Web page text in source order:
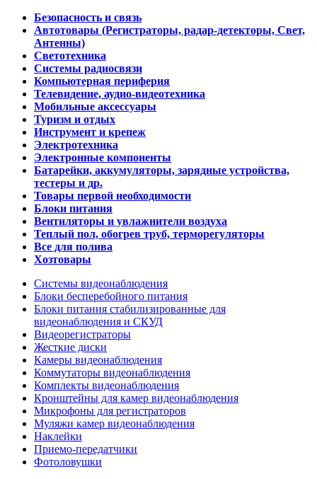
Безопасность и связь
Автотовары (Регистраторы, радар-детекторы, Свет,
Антенны)
Светотехника
Системы радиосвязи
Компьютерная периферия
Телевидение, аудио-видеотехника
Мобильные аксессуары
Туризм и отдых
Инструмент и крепеж
Электротехника
Электронные компоненты
Батарейки, аккумуляторы, зарядные устройства,
тестеры и др.
Товары первой необходимости
Блоки питания
Вентиляторы и увлажнители воздуха
Теплый пол, обогрев труб, терморегуляторы
Все для полива
Хозтовары
Системы видеонаблюдения
Блоки бесперебойного питания
Блоки питания стабилизированные для
видеонаблюдения и СКУД
Видеорегистраторы
Жесткие диски
Камеры видеонаблюдения
Коммутаторы видеонаблюдения
Комплекты видеонаблюдения
Кронштейны для камер видеонаблюдения
Микрофоны для регистраторов
Муляжи камер видеонаблюдения
Наклейки
Приемо-передатчики
Фотоловушки